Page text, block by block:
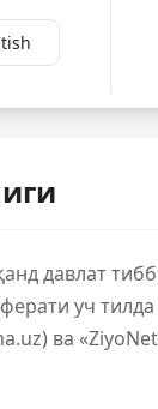
давлат
уч
ва